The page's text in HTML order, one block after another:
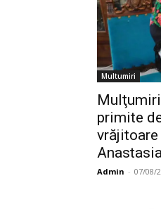
Multumiri
primite
Admin - 07/08/